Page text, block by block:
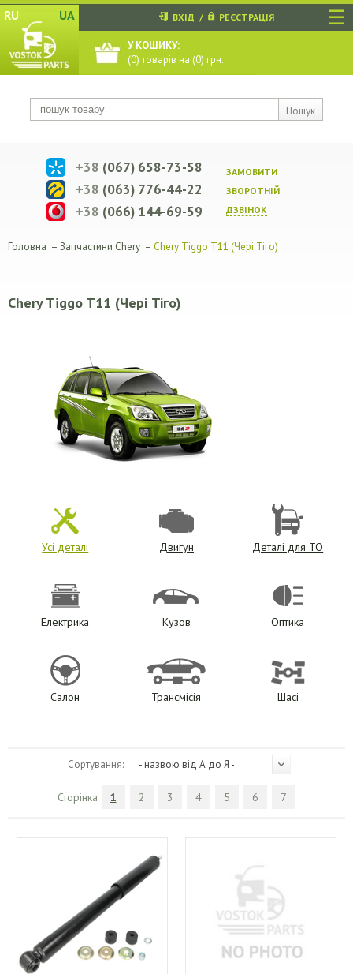
☰
RU UA
Пошук
ВХІД / РЕЄСТРАЦІЯ
У КОШИКУ:
(0) товарів на (0) грн.
ЗАМОВИТИ
ЗВОРОТНIЙ
ДЗВIНОК
+38 (067) 658-73-58
+38 (063) 776-44-22
+38 (066) 144-69-59
Головна – Запчастини Chery – Chery Tiggo T11 (Чері Тіго)
Chery Tiggo T11 (Чері Тіго)
Усі деталі Двигун Деталі для ТО
Електрика Кузов Оптика
Салон Трансмісія Шасі
- назвою від А до Я -
Сортування:
Сторінка 1 2 3 4 5 6 7